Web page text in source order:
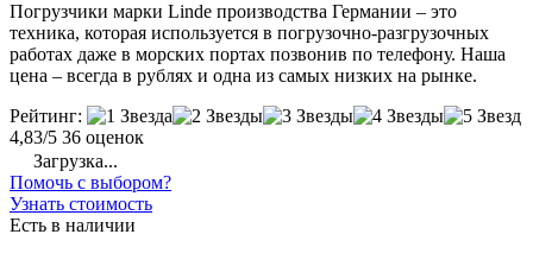
Погрузчики марки Linde производства Германии – это
техника, которая используется в погрузочно-разгрузочных
работах даже в морских портах позвонив по телефону. Наша
цена – всегда в рублях и одна из самых низких на рынке.
Рейтинг:
4,83/5 36 оценок
Загрузка...
Помочь с выбором?
Узнать стоимость
Есть в наличии